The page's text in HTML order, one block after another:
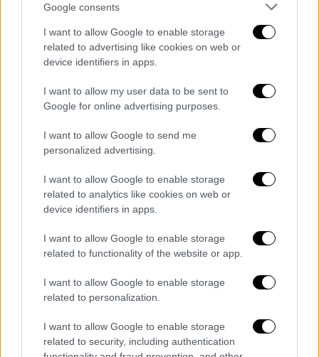
Google consents
I want to allow Google to enable storage
related to advertising like cookies on web or
device identifiers in apps.
I want to allow my user data to be sent to
Google for online advertising purposes.
I want to allow Google to send me
personalized advertising.
I want to allow Google to enable storage
related to analytics like cookies on web or
device identifiers in apps.
I want to allow Google to enable storage
related to functionality of the website or app.
I want to allow Google to enable storage
related to personalization.
I want to allow Google to enable storage
related to security, including authentication
ARTICOLI CORRELATI ALTRO DALL'AUTORE